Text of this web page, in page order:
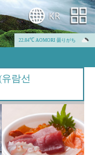
22.84℃ AOMORI 曇りがち
람선